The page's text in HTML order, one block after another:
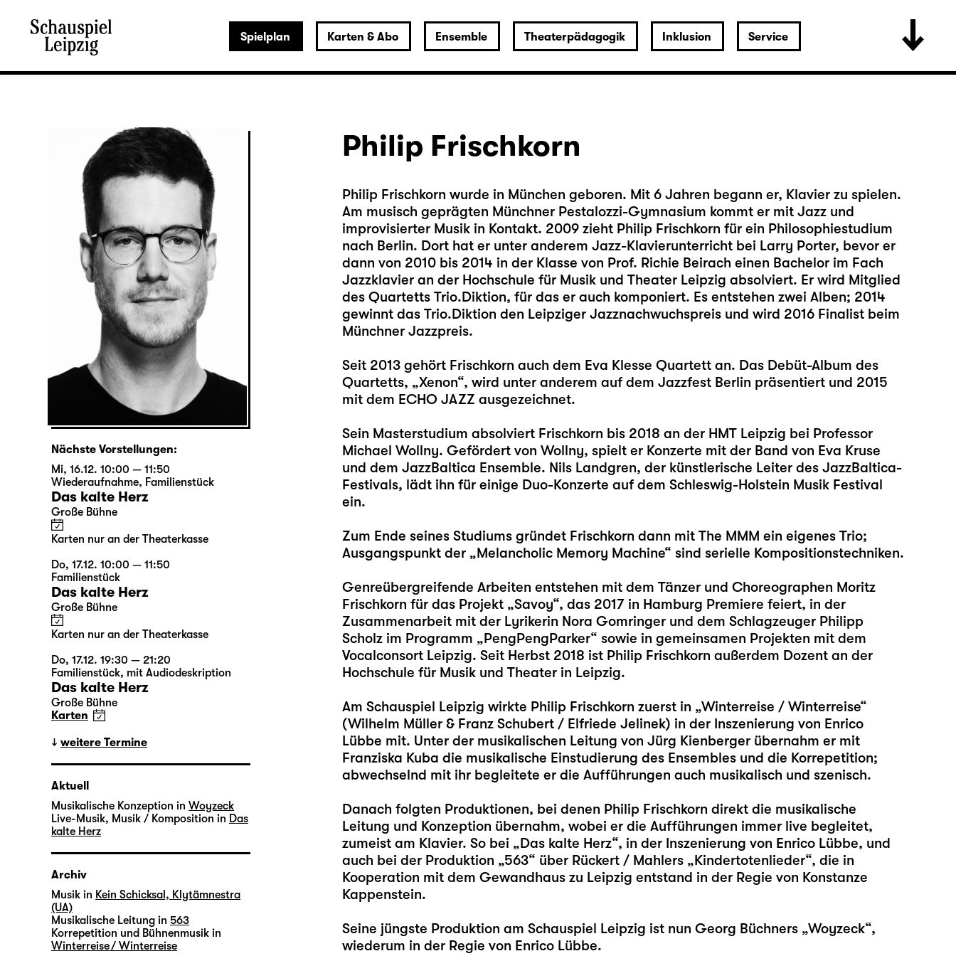
Spielplan Karten & Abo Ensemble Theaterpädagogik Inklusion Service
Philip Frischkorn
Philip Frischkorn wurde in München geboren. Mit 6 Jahren begann er, Klavier zu spielen.
Am musisch geprägten Münchner Pestalozzi-Gymnasium kommt er mit Jazz und
improvisierter Musik in Kontakt. 2009 zieht Philip Frischkorn für ein Philosophiestudium
nach Berlin. Dort hat er unter anderem Jazz-Klavierunterricht bei Larry Porter, bevor er
dann von 2010 bis 2014 in der Klasse von Prof. Richie Beirach einen Bachelor im Fach
Jazzklavier an der Hochschule für Musik und Theater Leipzig absolviert. Er wird Mitglied
des Quartetts Trio.Diktion, für das er auch komponiert. Es entstehen zwei Alben; 2014
gewinnt das Trio.Diktion den Leipziger Jazznachwuchspreis und wird 2016 Finalist beim
Münchner Jazzpreis.
Seit 2013 gehört Frischkorn auch dem Eva Klesse Quartett an. Das Debüt-Album des
Quartetts, „Xenon“, wird unter anderem auf dem Jazzfest Berlin präsentiert und 2015
mit dem ECHO JAZZ ausgezeichnet.
Sein Masterstudium absolviert Frischkorn bis 2018 an der HMT Leipzig bei Professor
Michael Wollny. Gefördert von Wollny, spielt er Konzerte mit der Band von Eva Kruse
und dem JazzBaltica Ensemble. Nils Landgren, der künstlerische Leiter des JazzBaltica-
Festivals, lädt ihn für einige Duo-Konzerte auf dem Schleswig-Holstein Musik Festival
ein.
Zum Ende seines Studiums gründet Frischkorn dann mit The MMM ein eigenes Trio;
Ausgangspunkt der „Melancholic Memory Machine“ sind serielle Kompositionstechniken.
Genreübergreifende Arbeiten entstehen mit dem Tänzer und Choreographen Moritz
Frischkorn für das Projekt „Savoy“, das 2017 in Hamburg Premiere feiert, in der
Zusammenarbeit mit der Lyrikerin Nora Gomringer und dem Schlagzeuger Philipp
Scholz im Programm „PengPengParker“ sowie in gemeinsamen Projekten mit dem
Vocalconsort Leipzig. Seit Herbst 2018 ist Philip Frischkorn außerdem Dozent an der
Hochschule für Musik und Theater in Leipzig.
Am Schauspiel Leipzig wirkte Philip Frischkorn zuerst in „Winterreise / Winterreise“
(Wilhelm Müller & Franz Schubert / Elfriede Jelinek) in der Inszenierung von Enrico
Lübbe mit. Unter der musikalischen Leitung von Jürg Kienberger übernahm er mit
Franziska Kuba die musikalische Einstudierung des Ensembles und die Korrepetition;
abwechselnd mit ihr begleitete er die Aufführungen auch musikalisch und szenisch.
Danach folgten Produktionen, bei denen Philip Frischkorn direkt die musikalische
Leitung und Konzeption übernahm, wobei er die Aufführungen immer live begleitet,
zumeist am Klavier. So bei „Das kalte Herz“, in der Inszenierung von Enrico Lübbe, und
auch bei der Produktion „563“ über Rückert / Mahlers „Kindertotenlieder“, die in
Kooperation mit dem Gewandhaus zu Leipzig entstand in der Regie von Konstanze
Kappenstein.
Seine jüngste Produktion am Schauspiel Leipzig ist nun Georg Büchners „Woyzeck“,
wiederum in der Regie von Enrico Lübbe.
Nächste Vorstellungen:
Mi, 16.12. 10:00 — 11:50
Wiederaufnahme, Familienstück
Das kalte Herz
Große Bühne
Karten nur an der Theaterkasse
Do, 17.12. 10:00 — 11:50
Familienstück
Das kalte Herz
Große Bühne
Karten nur an der Theaterkasse
Do, 17.12. 19:30 — 21:20
Familienstück, mit Audiodeskription
Das kalte Herz
Große Bühne
Karten
weitere Termine
Aktuell
Musikalische Konzeption in Woyzeck
Live-Musik, Musik / Komposition in Das
kalte Herz
Archiv
Musik in Kein Schicksal, Klytämnestra
(UA)
Musikalische Leitung in 563
Korrepetition und Bühnenmusik in
Winterreise / Winterreise